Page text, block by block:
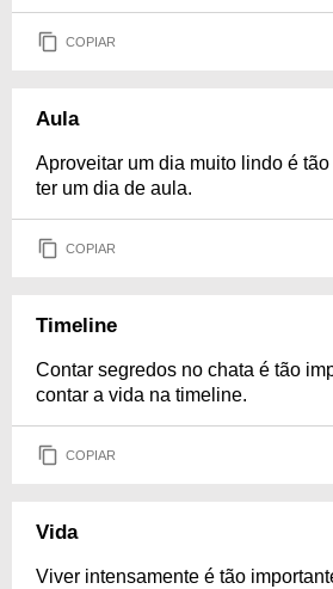
COPIAR
Aula
Aproveitar um dia muito lindo é
ter um dia de aula.
COPIAR
Timeline
Contar segredos no chata é tão
contar a vida na timeline.
COPIAR
Vida
Viver intensamente é tão